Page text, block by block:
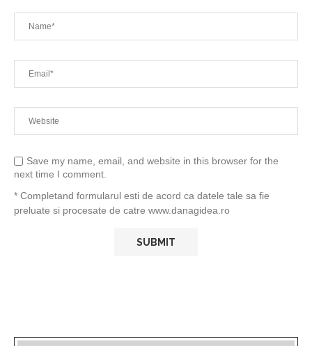
Save my name, email, and website in this browser for the
next time I comment.
* Completand formularul esti de acord ca datele tale sa fie
preluate si procesate de catre www.danagidea.ro